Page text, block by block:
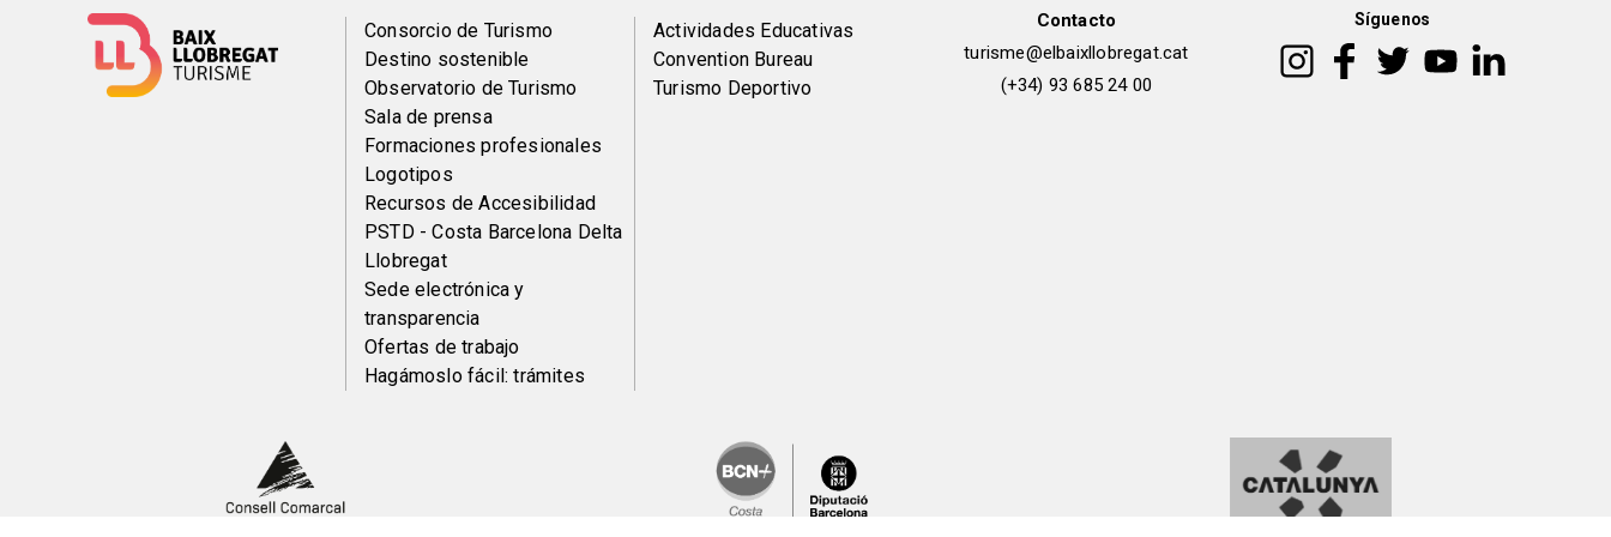
Menú
del
pie
Consorcio de Turismo
Destino sostenible
Observatorio de Turismo
Sala de prensa
Formaciones profesionales
Logotipos
Recursos de Accesibilidad
PSTD - Costa Barcelona Delta
Llobregat
Sede electrónica y
transparencia
Ofertas de trabajo
Hagámoslo fácil: trámites
Peu
de
Actividades Educativas
Convention Bureau
Turismo Deportivo
Contacto
turisme@elbaixllobregat.cat
(+34) 93 685 24 00
Síguenos